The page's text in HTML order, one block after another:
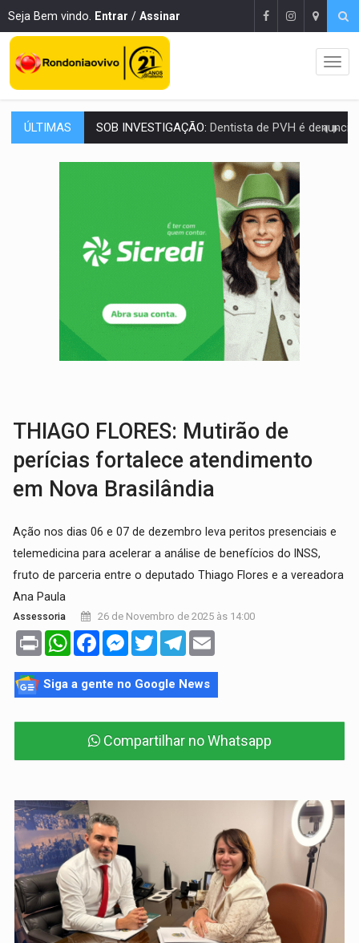
Seja Bem vindo. Entrar / Assinar
ÚLTIMAS ESQUEMA DE FRAUDES:Polícia Civil deflagra a terceira fase da
ASSESSOR FLAGRADO:Empresa e ONG que recebeu R$ 12 mi em emendas
INFLUENCIARIA ELEIÇÕES: Justiça Eleitoral manda tirar vídeo com suposta
CONEXÃO RONDONIAOVIVO:Marcio Barreto, pres. da ABAV-RO, alerta sobre golpes
DA RECICLAGEM AO SUCESSO:A trajetória de superação de
MPF pede condenação do Banco do Brasil por financiar
INFRAESTRUTURA: Vilhena realiza audiência pública sobre
SEM SISTEMA: Falha afeta atendimentos na Policlínica
THIAGO FLORES: Mutirão de
perícias fortalece atendimento
em Nova Brasilândia
Ação nos dias 06 e 07 de dezembro leva peritos presenciais e
telemedicina para acelerar a análise de benefícios do INSS,
fruto de parceria entre o deputado Thiago Flores e a vereadora
Ana Paula
Assessoria 26 de Novembro de 2025 às 14:00
Print WhatsAppFacebookMessenger
TwitterTelegram
Siga a gente no Google News
Compartilhar no Whatsapp